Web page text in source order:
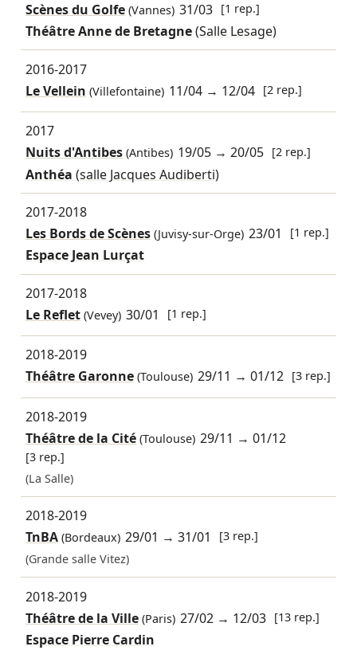
Scènes du Golfe(Vannes) 31/03 [1 rep.]
Théâtre Anne de Bretagne(Salle Lesage)
2016-2017
Le Vellein (Villefontaine) 11/04 → 12/04 [2 rep.]
2017
Nuits d'Antibes(Antibes) 19/05 →20/05 [2 rep.]
Anthéa (salle Jacques Audiberti)
2017-2018
Les Bords de Scènes(Juvisy-sur-Orge) 23/01 [1 rep.]
Espace Jean Lurçat
2017-2018
Le Reflet(Vevey) 30/01 [1 rep.]
2018-2019
Théâtre Garonne(Toulouse) 29/11 →01/12 [3 rep.]
2018-2019
Théâtre de la Cité(Toulouse) 29/11 →01/12
[3 rep.]
(La Salle)
2018-2019
TnBA(Bordeaux) 29/01 →31/01
[3 rep.]
(Grande salle Vitez)
2018-2019
Théâtre de la Ville(Paris) 27/02 → 12/03 [13 rep.]
Espace Pierre Cardin